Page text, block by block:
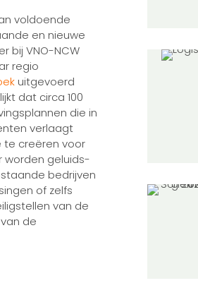
voldoende
en nieuwe
bij VNO-NCW
regio
uitgevoerd
dat circa 100
die in
verlaagt
te creëren voor
worden geluids-
bedrijven
of zelfs
van de
de